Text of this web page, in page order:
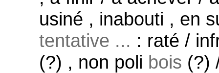
usiné , inabouti , en
tentative ... : raté /
(?) , non poli bois (?)